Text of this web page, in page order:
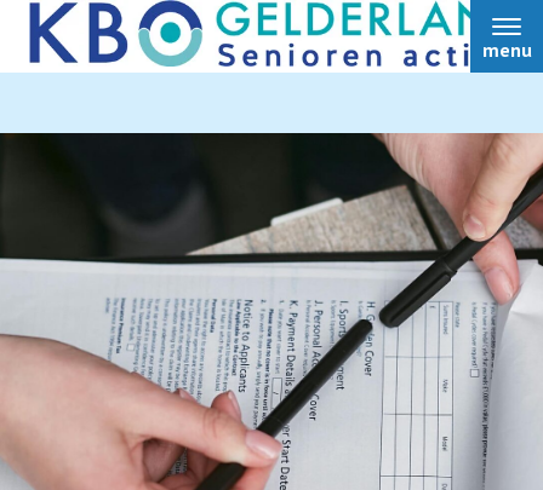
menu
Over ons
Nieuws
Ledendiensten